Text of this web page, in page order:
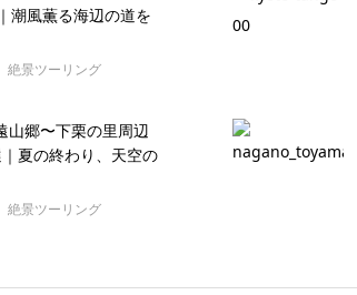
潮風薫る海辺の道を
絶景ツーリング
山郷〜下栗の里周辺
夏の終わり、天空の
絶景ツーリング